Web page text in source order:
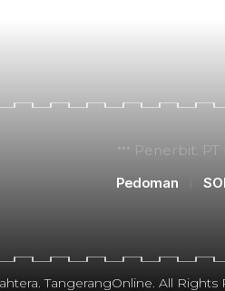
Penerbit:
Pedoman
TangerangOnline. All Rights